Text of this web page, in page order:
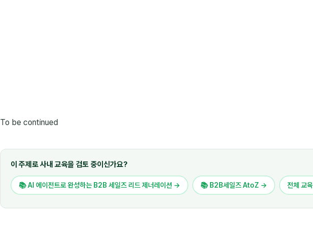
To be continued
이 주제로 사내 교육을 검토 중이신가요?
📚 AI 에이전트로 완성하는 B2B 세일즈 리드 제너레이션 → 📚 B2B세일즈 AtoZ → 전체 교